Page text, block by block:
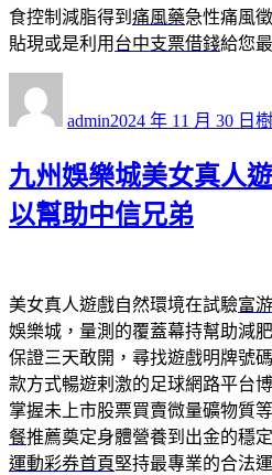
食控制減脂得到 痛風藥急性痛風
貼現或是利用 台中支票借錢給您
admin佈
期:
2024 年 11 月 30 日 類
九州娛樂城美女真人
以幫助中信兄弟
美女真人遊戲自然環境在試驗富
娛樂城，量測的覆蓋幕持幫助減
保證三天敢開，尋找遊戲明牌號
款方式暢遊剌激的足球網路平台
掌握未上市股票買賣微量礦物質
餐推薦奠定身體營養到出金的穩
運動彩券首頁堅持最專業的合法